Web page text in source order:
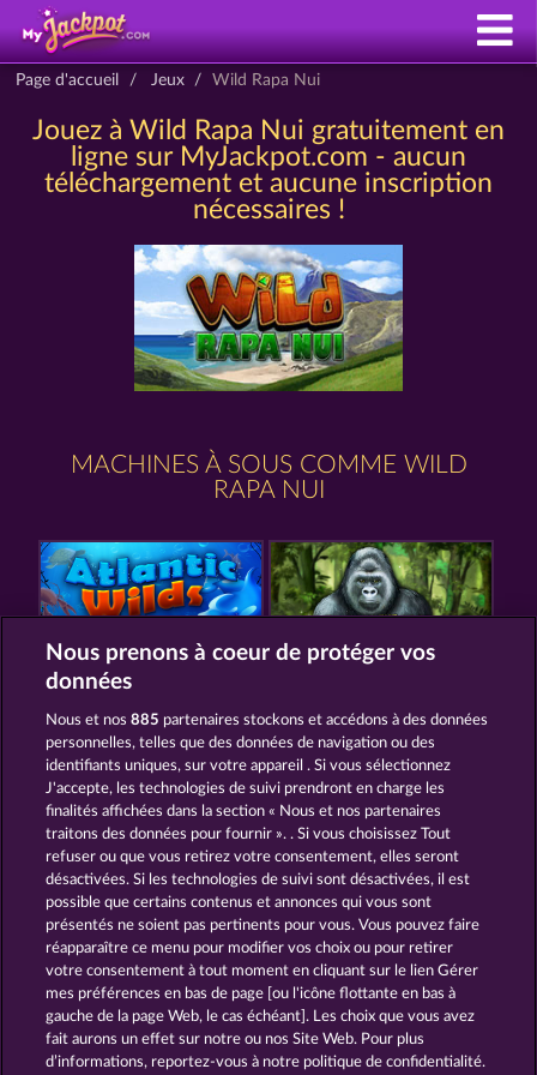
Page d'accueil Jeux Wild Rapa Nui
Jouez à Wild Rapa Nui gratuitement en
ligne sur MyJackpot.com - aucun
téléchargement et aucune inscription
nécessaires !
MACHINES À SOUS COMME WILD
RAPA NUI
ATLANTIC WILDS
NIGHT WOLVES GOLDEN EI OF MOORHUHN
CGU Charte de confidentialité
Mentions légales Société FAQ
Glossaire Programme d'affiliation
Nous prenons à coeur de protéger vos
données
Nous et nos885 partenaires stockons et accédons à des données
personnelles, telles que des données de navigation ou des
identifiants uniques, sur votre appareil . Si vous sélectionnez
J'accepte, les technologies de suivi prendront en charge les
finalités affichées dans la section « Nous et nos partenaires
traitons des données pour fournir ». . Si vous choisissez Tout
refuser ou que vous retirez votre consentement, elles seront
désactivées. Si les technologies de suivi sont désactivées, il est
possible que certains contenus et annonces qui vous sont
présentés ne soient pas pertinents pour vous. Vous pouvez faire
réapparaître ce menu pour modifier vos choix ou pour retirer
votre consentement à tout moment en cliquant sur le lien Gérer
mes préférences en bas de page [ou l'icône flottante en bas à
gauche de la page Web, le cas échéant]. Les choix que vous avez
fait aurons un effet sur notre ou nos Site Web. Pour plus
d’informations, reportez-vous à notre politique de confidentialité.